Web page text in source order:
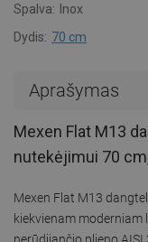
Spalva:
Inox
Dydis: 70 cm
Aprašymas
Mexen Flat M13
nutekėjimui 70
Mexen Flat M13
kiekvienam
nerūdijančio plieno